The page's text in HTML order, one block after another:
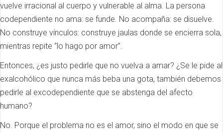
vuelve irracional al cuerpo y vulnerable al alma. La persona
codependiente no ama: se funde. No acompaña: se disuelve.
No construye vínculos: construye jaulas donde se encierra sola,
mientras repite “lo hago por amor”.
Entonces, ¿es justo pedirle que no vuelva a amar? ¿Se le pide al
exalcohólico que nunca más beba una gota, también debemos
pedirle al excodependiente que se abstenga del afecto
humano?
No. Porque el problema no es el amor, sino el modo en que se